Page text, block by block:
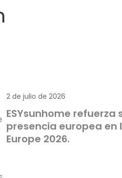
2 de julio de 2026
ESYsunhome refuerza
presencia europea en
Europe 2026.